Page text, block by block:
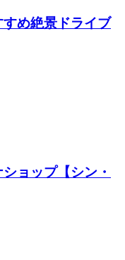
め絶景ドライブ
ョップ【シン・